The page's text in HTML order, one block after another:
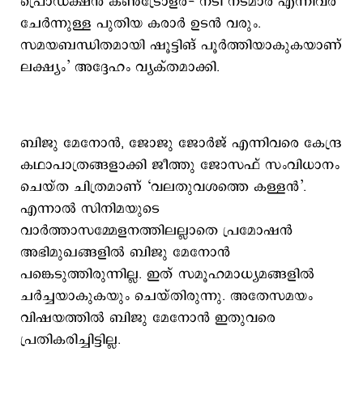
ചേർന്നുള്ള പുതിയ കരാർ ഉടൻ വരും.
സമയബന്ധിതമായി ഷൂട്ടിങ് പൂർത്തിയാകുകയാണ്
ലക്ഷ്യം’ അദ്ദേഹം വ്യക്തമാക്കി.
ബിജു മേനോന്‍, ജോജു ജോര്‍ജ് എന്നിവരെ കേന്ദ്ര
കഥാപാത്രങ്ങളാക്കി ജീത്തു ജോസഫ് സംവിധാനം
ചെയ്ത ചിത്രമാണ് ‘വലതുവശത്തെ കള്ളന്‍’.
എന്നാല്‍ സിനിമയുടെ
വാര്‍ത്താസമ്മേളനത്തിലല്ലാതെ പ്രമോഷന്‍
അഭിമുഖങ്ങളില്‍ ബിജു മേനോന്‍
പങ്കെടുത്തിരുന്നില്ല. ഇത് സമൂഹമാധ്യമങ്ങളില്‍
ചര്‍ച്ചയാകുകയും ചെയ്തിരുന്നു. അതേസമയം
വിഷയത്തില്‍ ബിജു മേനോന്‍ ഇതുവരെ
പ്രതികരിച്ചിട്ടില്ല.